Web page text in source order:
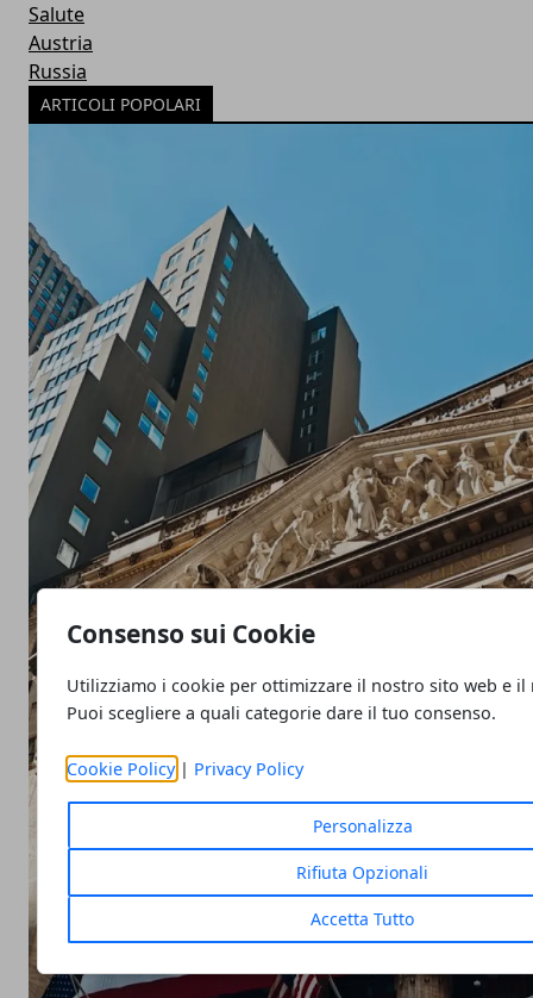
Consenso sui Cookie
Utilizziamo i cookie per ottimizzare il nostro sito web e il
Puoi scegliere a quali categorie dare il tuo consenso.
Cookie Policy| Privacy Policy
Personalizza
Rifiuta Opzionali
Accetta Tutto
Salute
Austria
Russia
ARTICOLI POPOLARI